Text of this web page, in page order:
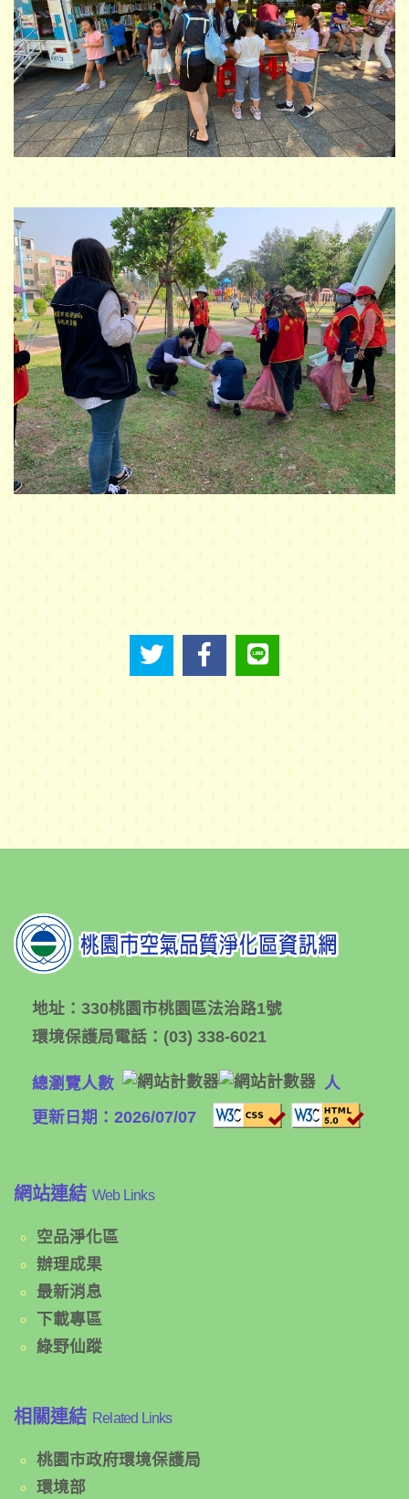
地址： 330桃園市桃園區法治路1號
環境保護局電話： (03) 338-6021
總瀏覽人數
人
更新日期：2026/07/07
網站連結 Web Links
空品淨化區
辦理成果
最新消息
下載專區
綠野仙蹤
相關連結 Related Links
桃園市政府環境保護局
環境部